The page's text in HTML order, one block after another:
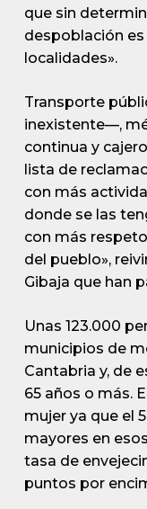
que sin
despoblación
localidades».
Transporte
inexistente—,
continua y
lista de
con más
donde se las
con más
del pueblo»,
Gibaja que han
Unas 123.000
municipios de
Cantabria y, de
65 años o más.
mujer ya que el
mayores en
tasa de
puntos por